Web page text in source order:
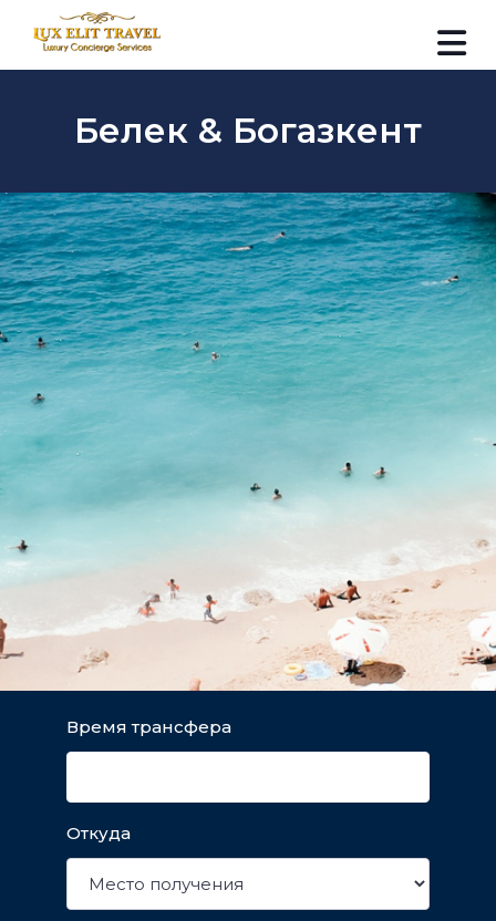
Белек & Богазкент
Время трансфера
Откуда